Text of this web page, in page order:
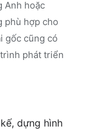
Anh hoặc
phù hợp cho
gốc cũng có
phát triển
dựng hình